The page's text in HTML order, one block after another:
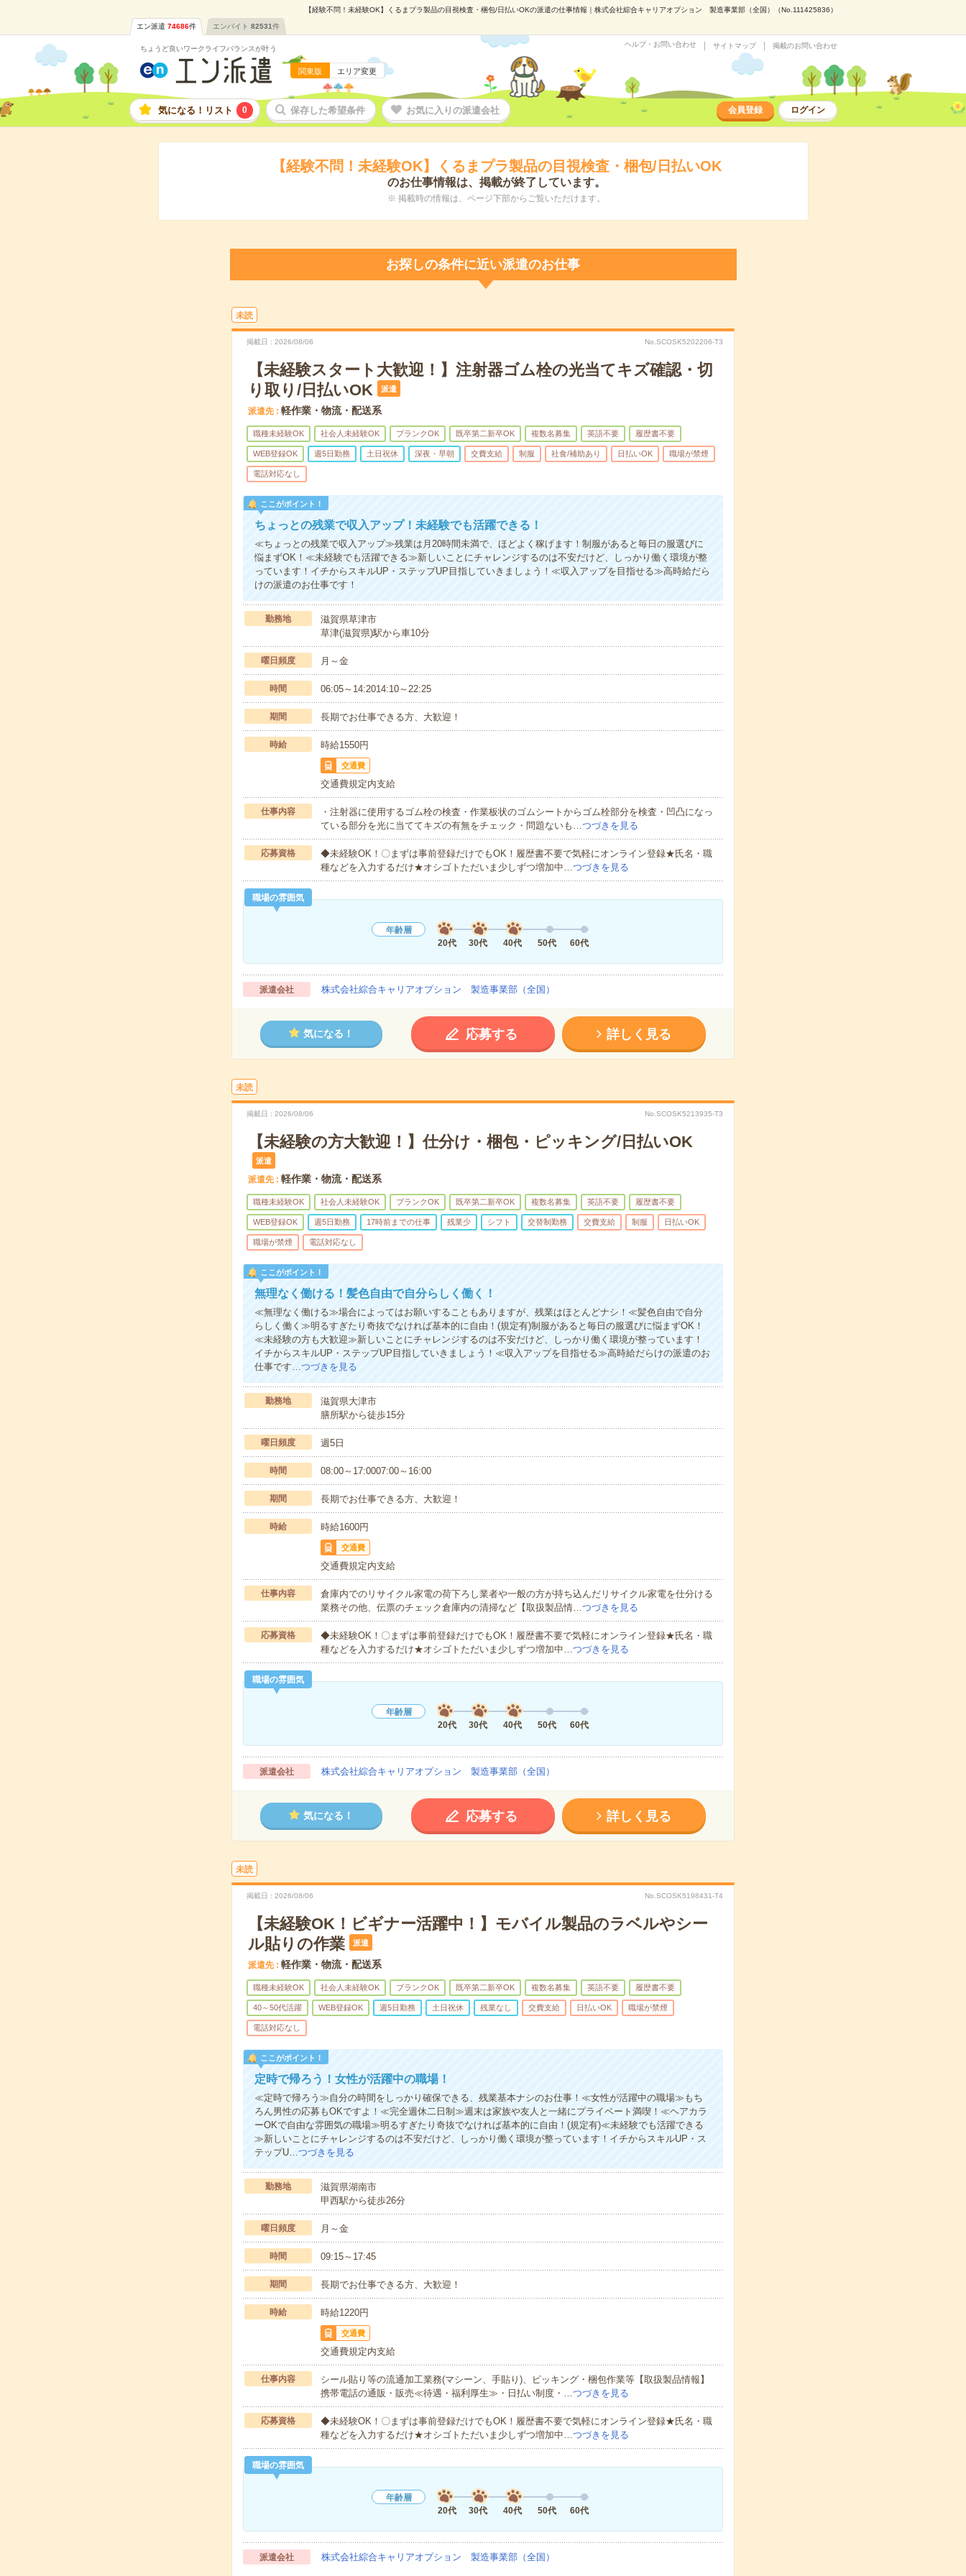
【経験不問！未経験OK】くるまプラ製品の目視検査・梱包/日払いOKの派遣の仕事情報｜株式会社綜合キャリアオプション 製造事業部（全国）（No.111425836）
エン派遣 74686件 エンバイト 82531件
ちょうど良いワークライフバランスが叶う
関東版 エリア変更
ヘルプ・お問い合わせ サイトマップ 掲載のお問い合わせ
気になる！リスト 0 保存した希望条件 お気に入りの派遣会社 会員登録 ログイン
【経験不問！未経験OK】くるまプラ製品の目視検査・梱包/日払いOK
のお仕事情報は、掲載が終了しています。
※ 掲載時の情報は、ページ下部からご覧いただけます。
お探しの条件に近い派遣のお仕事
未読
掲載日 2026/08/06 No.SCOSK5202206-T3
【未経験スタート大歓迎！】注射器ゴム栓の光当てキズ確認・切
り取り/日払いOK
派遣
派遣先 軽作業・物流・配送系
職種未経験OK 社会人未経験OK ブランクOK 既卒第二新卒OK 複数名募集 英語不要 履歴書不要
WEB登録OK 週5日勤務 土日祝休 深夜・早朝 交費支給 制服 社食/補助あり 日払いOK 職場が禁煙
電話対応なし
ここがポイント！
ちょっとの残業で収入アップ！未経験でも活躍できる！
≪ちょっとの残業で収入アップ≫残業は月20時間未満で、ほどよく稼げます！制服があると毎日の服選びに
悩まずOK！≪未経験でも活躍できる≫新しいことにチャレンジするのは不安だけど、しっかり働く環境が整
っています！イチからスキルUP・ステップUP目指していきましょう！≪収入アップを目指せる≫高時給だら
けの派遣のお仕事です！
勤務地
滋賀県草津市
草津(滋賀県)駅から車10分
曜日頻度 月～金
時間 06:05～14:2014:10～22:25
期間 長期でお仕事できる方、大歓迎！
時給 時給1550円
交通費
交通費規定内支給
仕事内容
・注射器に使用するゴム栓の検査・作業板状のゴムシートからゴム栓部分を検査・凹凸になっ
ている部分を光に当ててキズの有無をチェック・問題ないも…つづきを見る
応募資格
◆未経験OK！〇まずは事前登録だけでもOK！履歴書不要で気軽にオンライン登録★氏名・職
種などを入力するだけ★オシゴトただいま少しずつ増加中…つづきを見る
職場の雰囲気
年齢層
20代
30代 40代 50代 60代
派遣会社 株式会社綜合キャリアオプション 製造事業部（全国）
気になる！ 応募する 詳しく見る
未読
掲載日 2026/08/06 No.SCOSK5213935-T3
【未経験の方大歓迎！】仕分け・梱包・ピッキング/日払いOK
派遣
派遣先 軽作業・物流・配送系
職種未経験OK 社会人未経験OK ブランクOK 既卒第二新卒OK 複数名募集 英語不要 履歴書不要
WEB登録OK 週5日勤務 17時前までの仕事 残業少 シフト 交替制勤務 交費支給 制服 日払いOK
職場が禁煙 電話対応なし
ここがポイント！
無理なく働ける！髪色自由で自分らしく働く！
≪無理なく働ける≫場合によってはお願いすることもありますが、残業はほとんどナシ！≪髪色自由で自分
らしく働く≫明るすぎたり奇抜でなければ基本的に自由！(規定有)制服があると毎日の服選びに悩まずOK！
≪未経験の方も大歓迎≫新しいことにチャレンジするのは不安だけど、しっかり働く環境が整っています！
イチからスキルUP・ステップUP目指していきましょう！≪収入アップを目指せる≫高時給だらけの派遣のお
仕事です…つづきを見る
勤務地
滋賀県大津市
膳所駅から徒歩15分
曜日頻度 週5日
時間 08:00～17:0007:00～16:00
期間 長期でお仕事できる方、大歓迎！
時給 時給1600円
交通費
交通費規定内支給
仕事内容
倉庫内でのリサイクル家電の荷下ろし業者や一般の方が持ち込んだリサイクル家電を仕分ける
業務その他、伝票のチェック倉庫内の清掃など【取扱製品情…つづきを見る
応募資格
◆未経験OK！〇まずは事前登録だけでもOK！履歴書不要で気軽にオンライン登録★氏名・職
種などを入力するだけ★オシゴトただいま少しずつ増加中…つづきを見る
職場の雰囲気
年齢層
20代
30代 40代 50代 60代
派遣会社 株式会社綜合キャリアオプション 製造事業部（全国）
気になる！ 応募する 詳しく見る
未読
掲載日 2026/08/06 No.SCOSK5198431-T4
【未経験OK！ビギナー活躍中！】モバイル製品のラベルやシー
ル貼りの作業
派遣
派遣先 軽作業・物流・配送系
職種未経験OK 社会人未経験OK ブランクOK 既卒第二新卒OK 複数名募集 英語不要 履歴書不要
40～50代活躍 WEB登録OK 週5日勤務 土日祝休 残業なし 交費支給 日払いOK 職場が禁煙
電話対応なし
ここがポイント！
定時で帰ろう！女性が活躍中の職場！
≪定時で帰ろう≫自分の時間をしっかり確保できる、残業基本ナシのお仕事！≪女性が活躍中の職場≫もち
ろん男性の応募もOKですよ！≪完全週休二日制≫週末は家族や友人と一緒にプライベート満喫！≪ヘアカラ
ーOKで自由な雰囲気の職場≫明るすぎたり奇抜でなければ基本的に自由！(規定有)≪未経験でも活躍できる
≫新しいことにチャレンジするのは不安だけど、しっかり働く環境が整っています！イチからスキルUP・ス
テップU…つづきを見る
勤務地
滋賀県湖南市
甲西駅から徒歩26分
曜日頻度 月～金
時間 09:15～17:45
期間 長期でお仕事できる方、大歓迎！
時給 時給1220円
交通費
交通費規定内支給
仕事内容
シール貼り等の流通加工業務(マシーン、手貼り)、ピッキング・梱包作業等【取扱製品情報】
携帯電話の通販・販売≪待遇・福利厚生≫・日払い制度・…つづきを見る
応募資格
◆未経験OK！〇まずは事前登録だけでもOK！履歴書不要で気軽にオンライン登録★氏名・職
種などを入力するだけ★オシゴトただいま少しずつ増加中…つづきを見る
職場の雰囲気
年齢層
20代
30代 40代 50代 60代
派遣会社 株式会社綜合キャリアオプション 製造事業部（全国）